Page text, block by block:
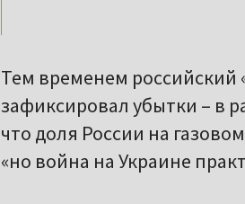
Тем временем российский
зафиксировал убытки – в
что доля России на
«но война на Украине